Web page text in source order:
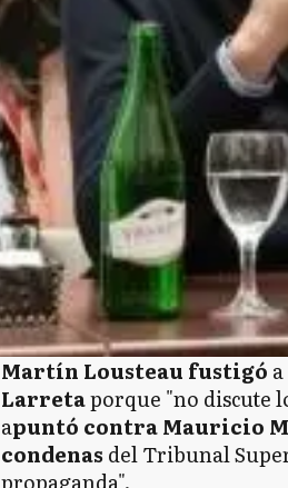
Martín Lousteau fustigó
Larretaporque "no discute
apuntó contra Mauricio
condenas del Tribunal
propaganda".